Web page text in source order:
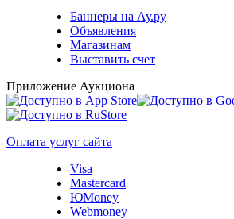
Баннеры на Ау.ру
Объявления
Магазинам
Выставить счет
Приложение Аукциона
Оплата услуг сайта
Visa
Mastercard
ЮMoney
Webmoney